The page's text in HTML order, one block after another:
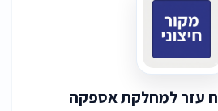
עזר למחלקת אספקה